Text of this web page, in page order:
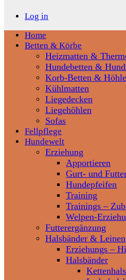
Log in
Home
Betten & Körbe
Heizmatten &
Hundebetten &
Korb-Betten &
Kühlmatten
Liegedecken
Liegehöhlen
Sofas
Fellpflege
Hundewelt
Erziehung
Apportieren
Gurt- und
Hundepfeifen
Training
Trainings –
Welpen-
Futterergänzung
Halsbänder & Leinen
Erziehungs –
Halsbänder